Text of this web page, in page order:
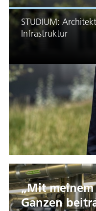
STUDIUM:
Infrastruktur
„Mit meinem
Ganzen